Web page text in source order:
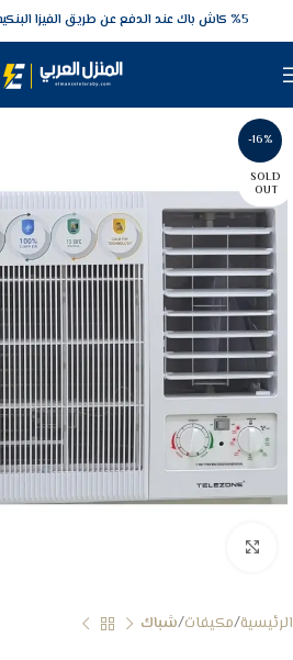
5‎% كاش باك عند الدفع عن طريق الفيزا البنكيه
-16%
SOLD
OUT
الرئيسية مكيفات شباك